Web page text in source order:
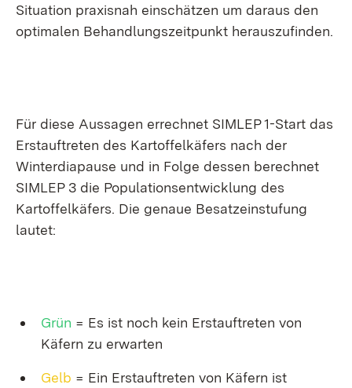
Situation praxisnah einschätzen um daraus den
optimalen Behandlungszeitpunkt herauszufinden.
Für diese Aussagen errechnet SIMLEP 1-Start das
Erstauftreten des Kartoffelkäfers nach der
Winterdiapause und in Folge dessen berechnet
SIMLEP 3 die Populationsentwicklung des
Kartoffelkäfers. Die genaue Besatzeinstufung
lautet:
Grün = Es ist noch kein Erstauftreten von
Käfern zu erwarten
Gelb = Ein Erstauftreten von Käfern ist